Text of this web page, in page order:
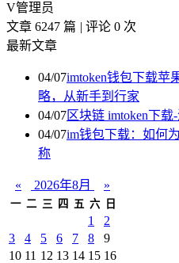
V管理员
文章 6247 篇 | 评论 0 次
最新文章
04/07imtoken钱包下载苹
略，从新手到行家
04/07区块链 imtoken下
04/07im钱包下载：如何
称
« 2026年8月 »
一 二 三 四 五 六 日
1
2
3
4 5 6 7 8
9
10 11 12 13 14 15 16